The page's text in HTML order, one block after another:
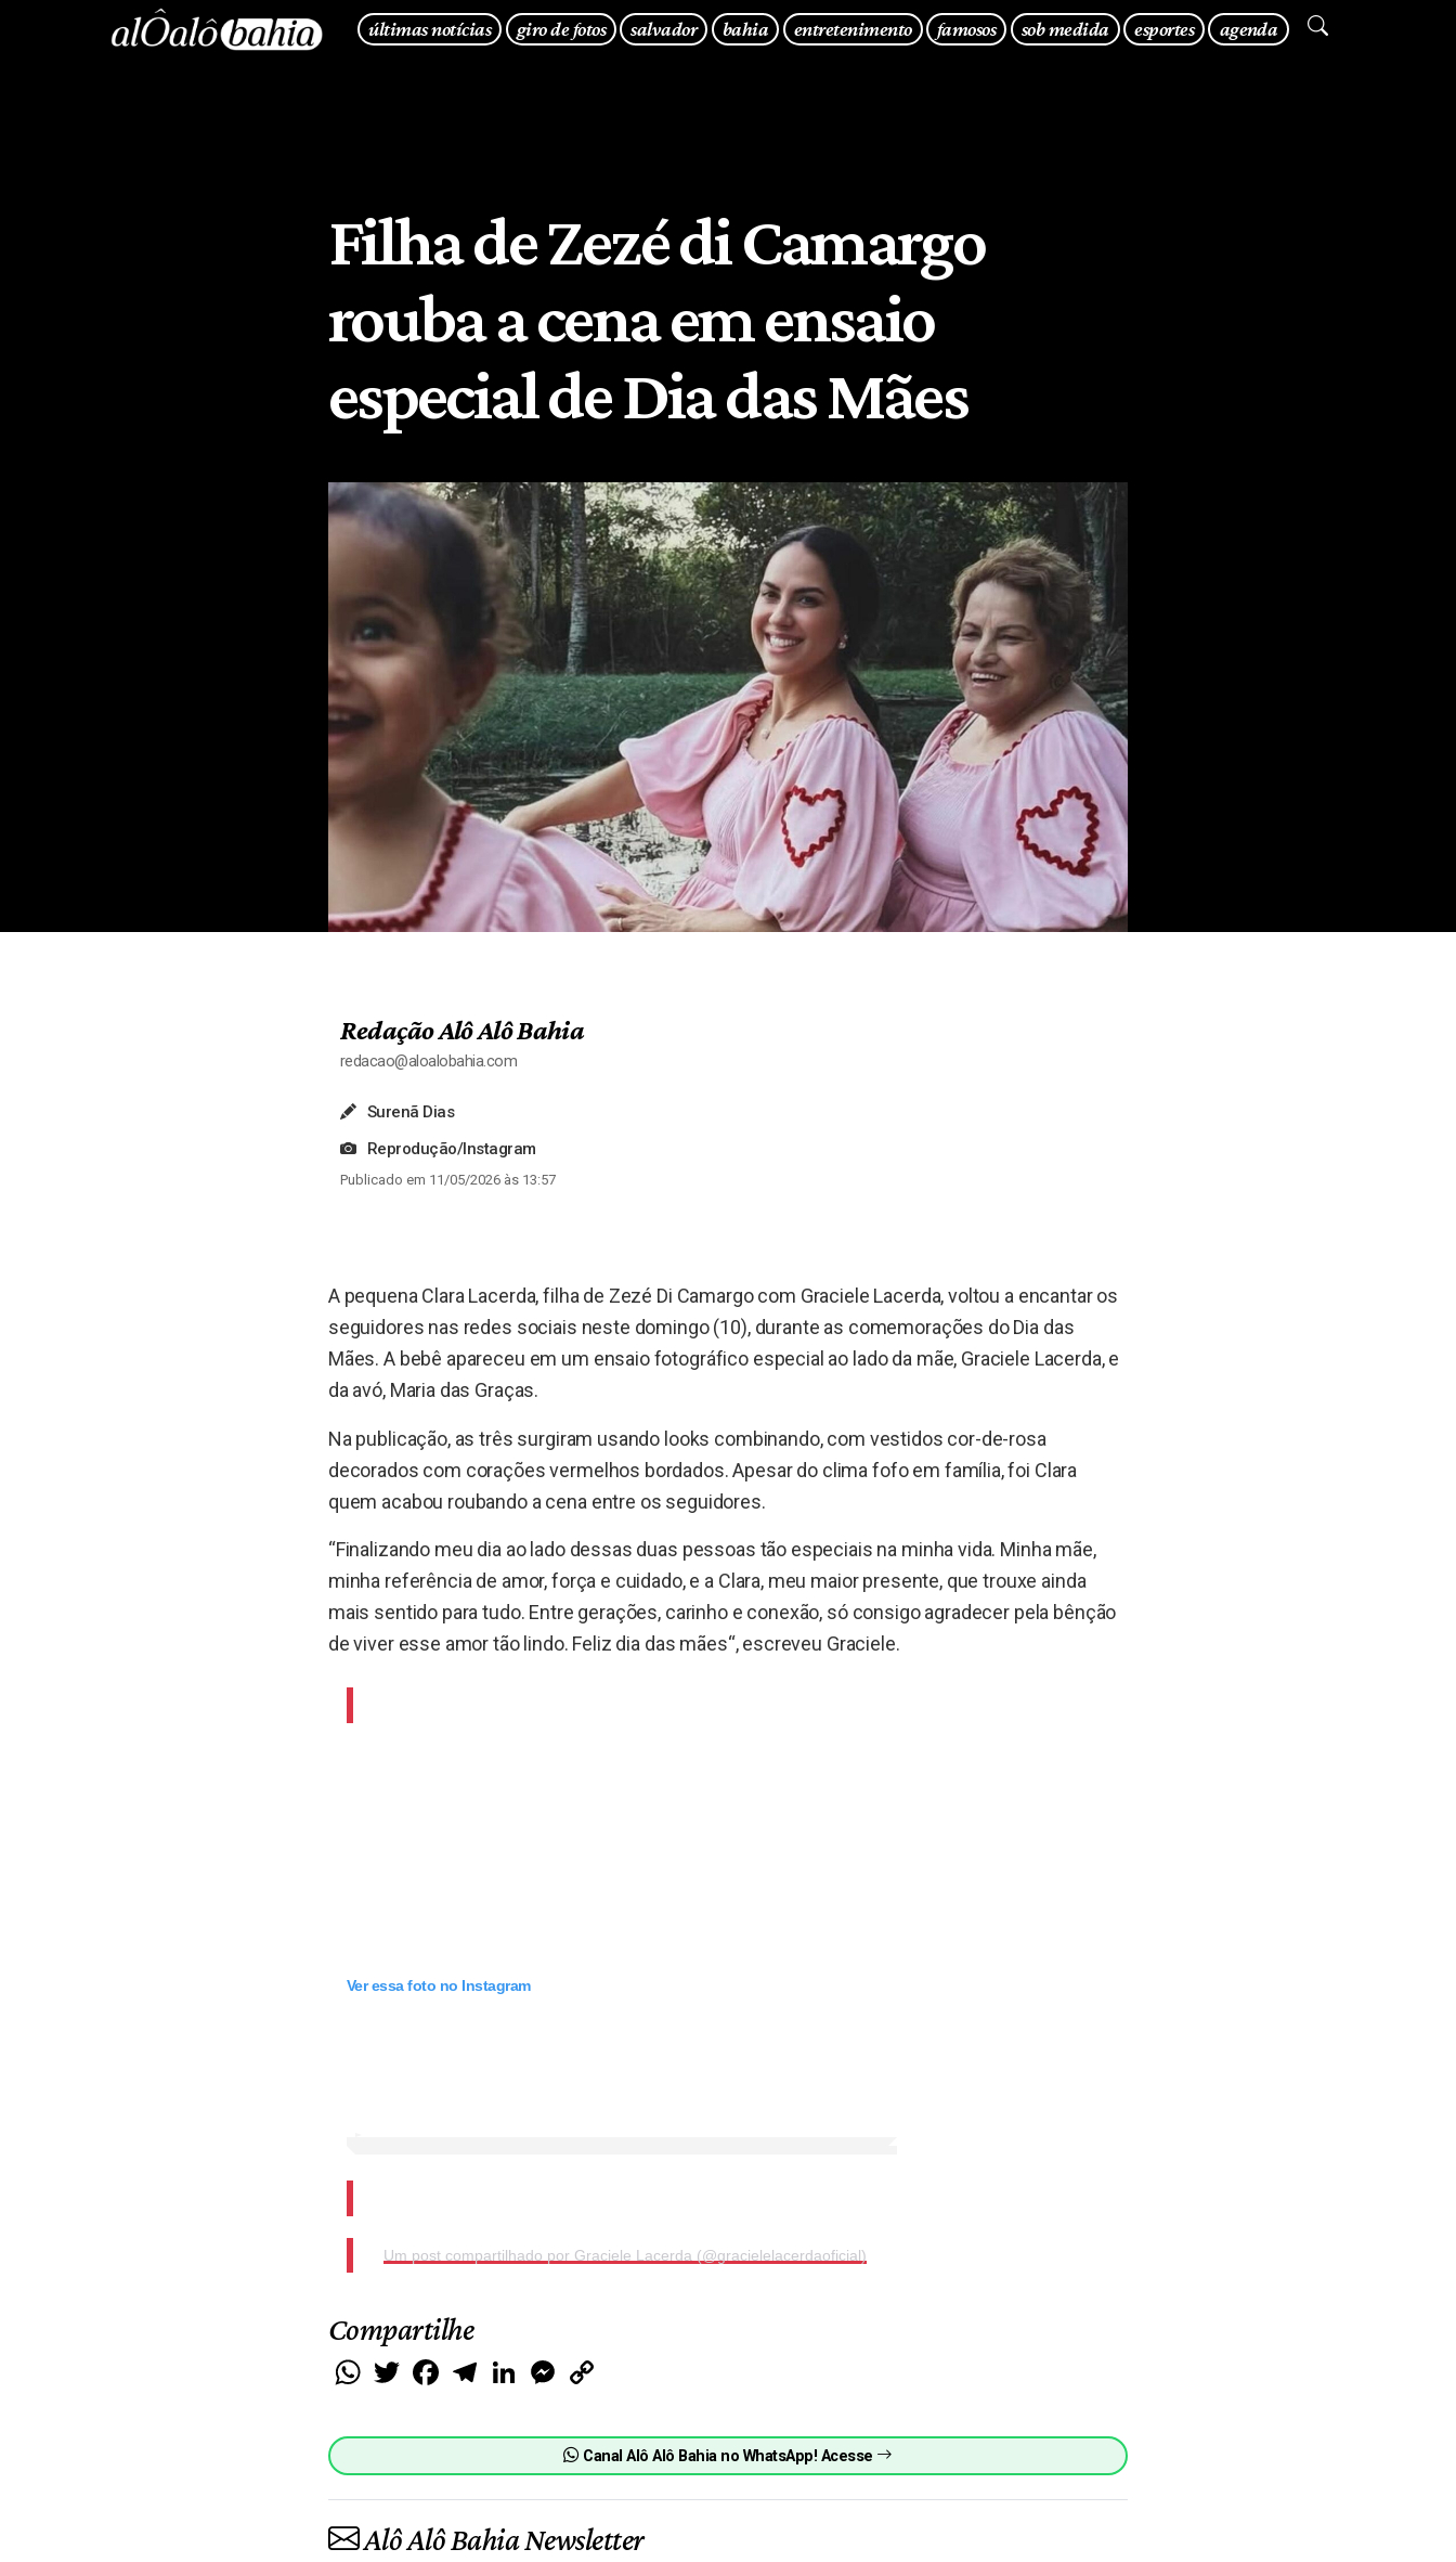
últimas notícias giro de fotos salvador bahia entretenimento famosos sob medida esportes agenda
Filha de Zezé di Camargo
rouba a cena em ensaio
especial de Dia das Mães
Redação Alô Alô Bahia
redacao@aloalobahia.com
Surenã Dias
Reprodução/Instagram
Publicado em 11/05/2026 às 13:57
A pequena Clara Lacerda, filha de Zezé Di Camargo com Graciele Lacerda, voltou a encantar os
seguidores nas redes sociais neste domingo (10), durante as comemorações do Dia das
Mães. A bebê apareceu em um ensaio fotográfico especial ao lado da mãe, Graciele Lacerda, e
da avó, Maria das Graças.
Na publicação, as três surgiram usando looks combinando, com vestidos cor-de-rosa
decorados com corações vermelhos bordados. Apesar do clima fofo em família, foi Clara
quem acabou roubando a cena entre os seguidores.
“Finalizando meu dia ao lado dessas duas pessoas tão especiais na minha vida. Minha mãe,
minha referência de amor, força e cuidado, e a Clara, meu maior presente, que trouxe ainda
mais sentido para tudo. Entre gerações, carinho e conexão, só consigo agradecer pela bênção
de viver esse amor tão lindo. Feliz dia das mães“, escreveu Graciele.
Ver essa foto no Instagram
Um post compartilhado por Graciele Lacerda (@gracielelacerdaoficial)
Compartilhe
WhatsApp
Twitter FacebookTelegramLinkedIn Messenger
Canal Alô Alô Bahia no WhatsApp! Acesse
Alô Alô Bahia Newsletter